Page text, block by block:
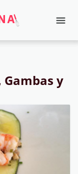
Gambas y